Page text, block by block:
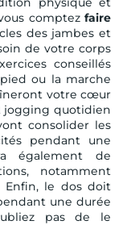
comptez faire
des jambes et
de votre corps
conseillés
ou la marche
votre cœur
jogging quotidien
consolider les
pendant une
également de
notamment
Enfin, le dos doit
une durée
pas de le